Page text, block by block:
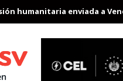
enviada a